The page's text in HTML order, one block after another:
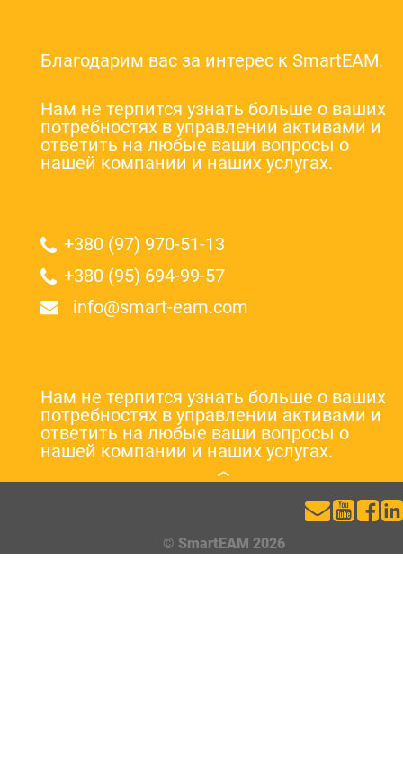
Благодарим вас за интерес к SmartEAM.
Нам не терпится узнать больше о ваших
потребностях в управлении активами и
ответить на любые ваши вопросы о
нашей компании и наших услугах.
+380 (97) 970-51-13
+380 (95) 694-99-57
info@smart-eam.com
Нам не терпится узнать больше о ваших
потребностях в управлении активами и
ответить на любые ваши вопросы о
нашей компании и наших услугах.
© SmartEAM 2026